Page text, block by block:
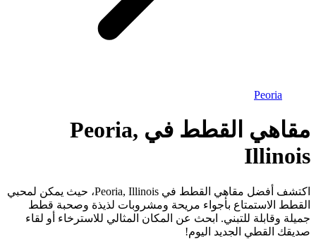
Peoria
مقاهي القطط في Peoria,
Illinois
اكتشف أفضل مقاهي القطط في Peoria, Illinois، حيث يمكن لمحبي
القطط الاستمتاع بأجواء مريحة ومشروبات لذيذة وصحبة قطط
جميلة وقابلة للتبني. ابحث عن المكان المثالي للاسترخاء أو لقاء
صديقك القطي الجديد اليوم!